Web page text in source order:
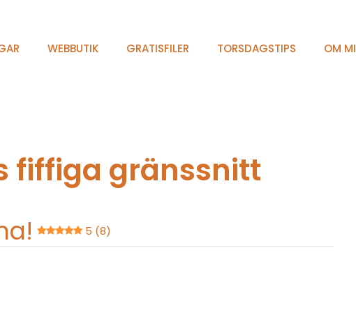
WEBBUTIK GRATISFILER TORSDAGSTIPS OM
fiffiga gränssnitt
5 (8)